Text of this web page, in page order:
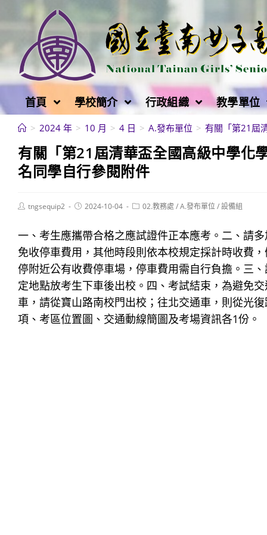
轉
至
容
首頁 學校簡介 行政組織 教學單位
> 2024 年 > 10 月 > 4 日 > A.發布單位 > 有關「第21屆
有關「第21屆清華盃全國高級中學化
名同學自行參閱附件
Posttngsequip2
Post2024-10-04
Post02.教務處 /A.發布單位/設備組
一、考生應攜帶合格之應試證件正本應考。二、請
免收停車費用，其他時段則依本校規定採計時收費
停附近公有收費停車場，停車費用需自行負擔。三
定地點放考生下車後出校。四、考試結束，為避免
車，請從寶山路南校門出校；往北交通車，則從光
項、考區位置圖、交通動線簡圖及考場資訊各1份。